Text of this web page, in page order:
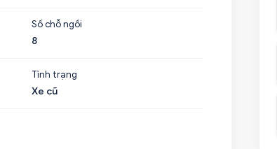
Số chỗ ngồi
8
Tình trạng
Xe cũ